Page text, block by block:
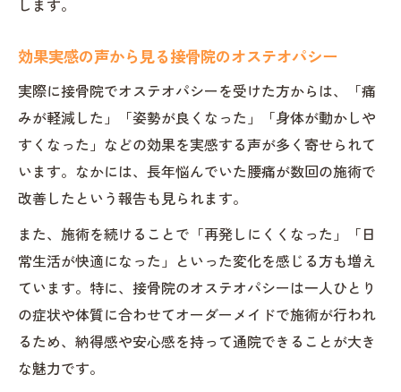
します。
効果実感の声から見る接骨院のオステオパシー
実際に接骨院でオステオパシーを受けた方からは、「痛
みが軽減した」「姿勢が良くなった」「身体が動かしや
すくなった」などの効果を実感する声が多く寄せられて
います。なかには、長年悩んでいた腰痛が数回の施術で
改善したという報告も見られます。
また、施術を続けることで「再発しにくくなった」「日
常生活が快適になった」といった変化を感じる方も増え
ています。特に、接骨院のオステオパシーは一人ひとり
の症状や体質に合わせてオーダーメイドで施術が行われ
るため、納得感や安心感を持って通院できることが大き
な魅力です。